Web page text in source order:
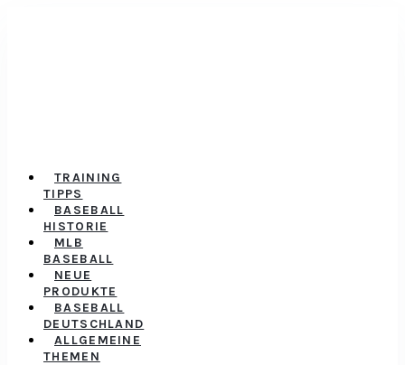
TRAINING
TIPPS
BASEBALL
HISTORIE
MLB
BASEBALL
NEUE
PRODUKTE
BASEBALL
DEUTSCHLAND
ALLGEMEINE
THEMEN